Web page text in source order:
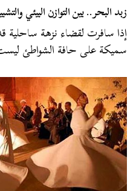
زبد البحر.. بين التوازن البيئي
إذا سافرت لقضاء نزهة
سميكة على حافة الشواطئ